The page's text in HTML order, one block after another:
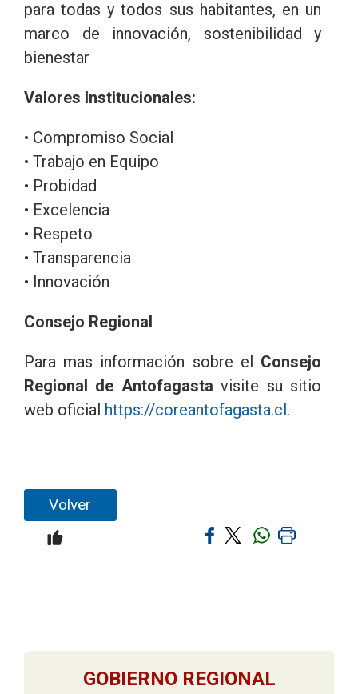
para todas y todos sus habitantes, en un
marco de innovación, sostenibilidad y
bienestar
Valores Institucionales:
• Compromiso Social
• Trabajo en Equipo
• Probidad
• Excelencia
• Respeto
• Transparencia
• Innovación
Consejo Regional
Para mas información sobre el Consejo
Regional de Antofagasta visite su sitio
web oficial https://coreantofagasta.cl.
Volver
GOBIERNO REGIONAL